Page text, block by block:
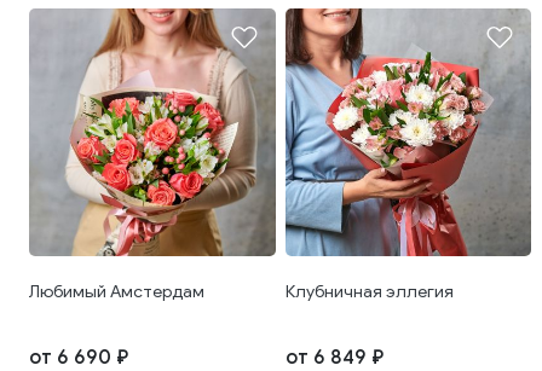
Любимый Амстердам
от 6 690 ₽
Клубничная эллегия
от 6 849 ₽